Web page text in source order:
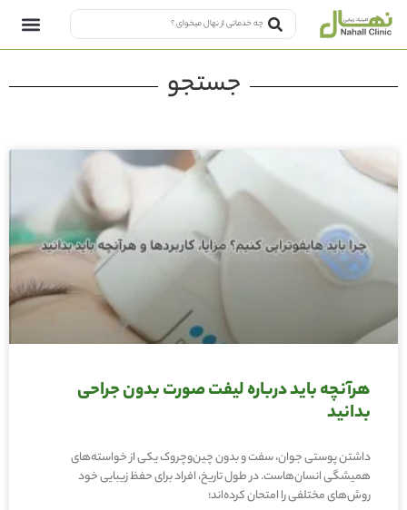
جستجو
هرآنچه باید درباره لیفت صورت بدون جراحی
بدانید
داشتن پوستی جوان، سفت و بدون چین‌وچروک یکی از خواسته‌های
همیشگی انسان‌هاست. در طول تاریخ، افراد برای حفظ زیبایی خود
روش‌های مختلفی را امتحان کرده‌اند؛